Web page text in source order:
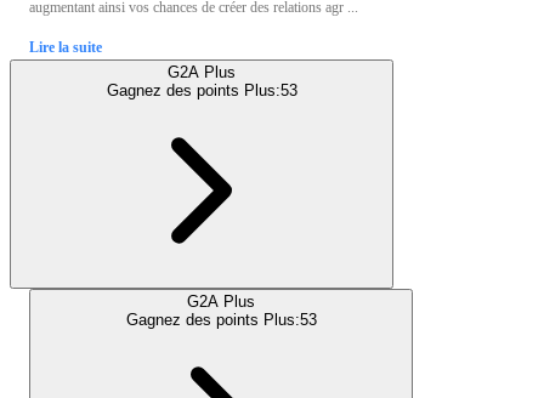
augmentant ainsi vos chances de créer des relations agr ...
Lire la suite
G2A Plus
Gagnez des points Plus:53
G2A Plus
Gagnez des points Plus:53